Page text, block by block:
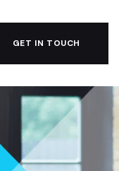
GET IN TOUCH